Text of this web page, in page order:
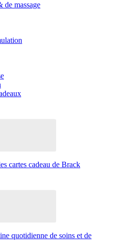
de massage
cartes cadeau de Brack
quotidienne de soins et de